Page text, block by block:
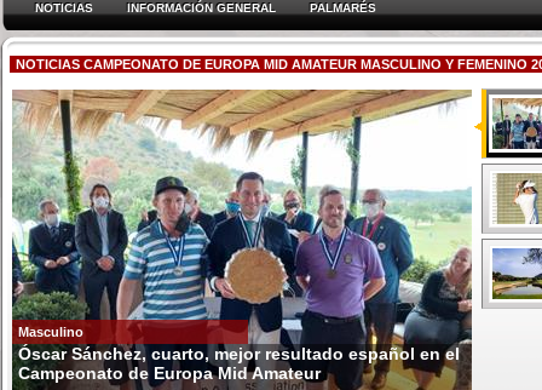
NOTICIAS INFORMACIÓN GENERAL PALMARÉS
NOTICIAS CAMPEONATO DE EUROPA MID AMATEUR MASCULINO Y FEMENINO
Masculino
Óscar Sánchez, cuarto, mejor resultado español en el
Campeonato de Europa Mid Amateur